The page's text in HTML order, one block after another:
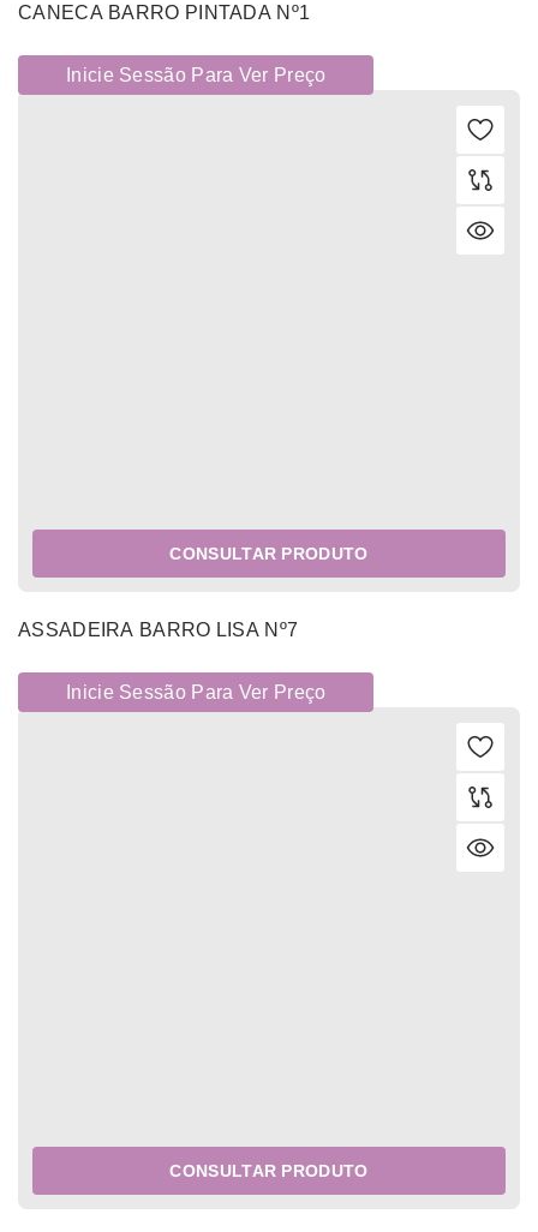
CANECA BARRO PINTADA Nº1
Inicie Sessão Para Ver Preço
CONSULTAR PRODUTO
ASSADEIRA BARRO LISA Nº7
Inicie Sessão Para Ver Preço
CONSULTAR PRODUTO